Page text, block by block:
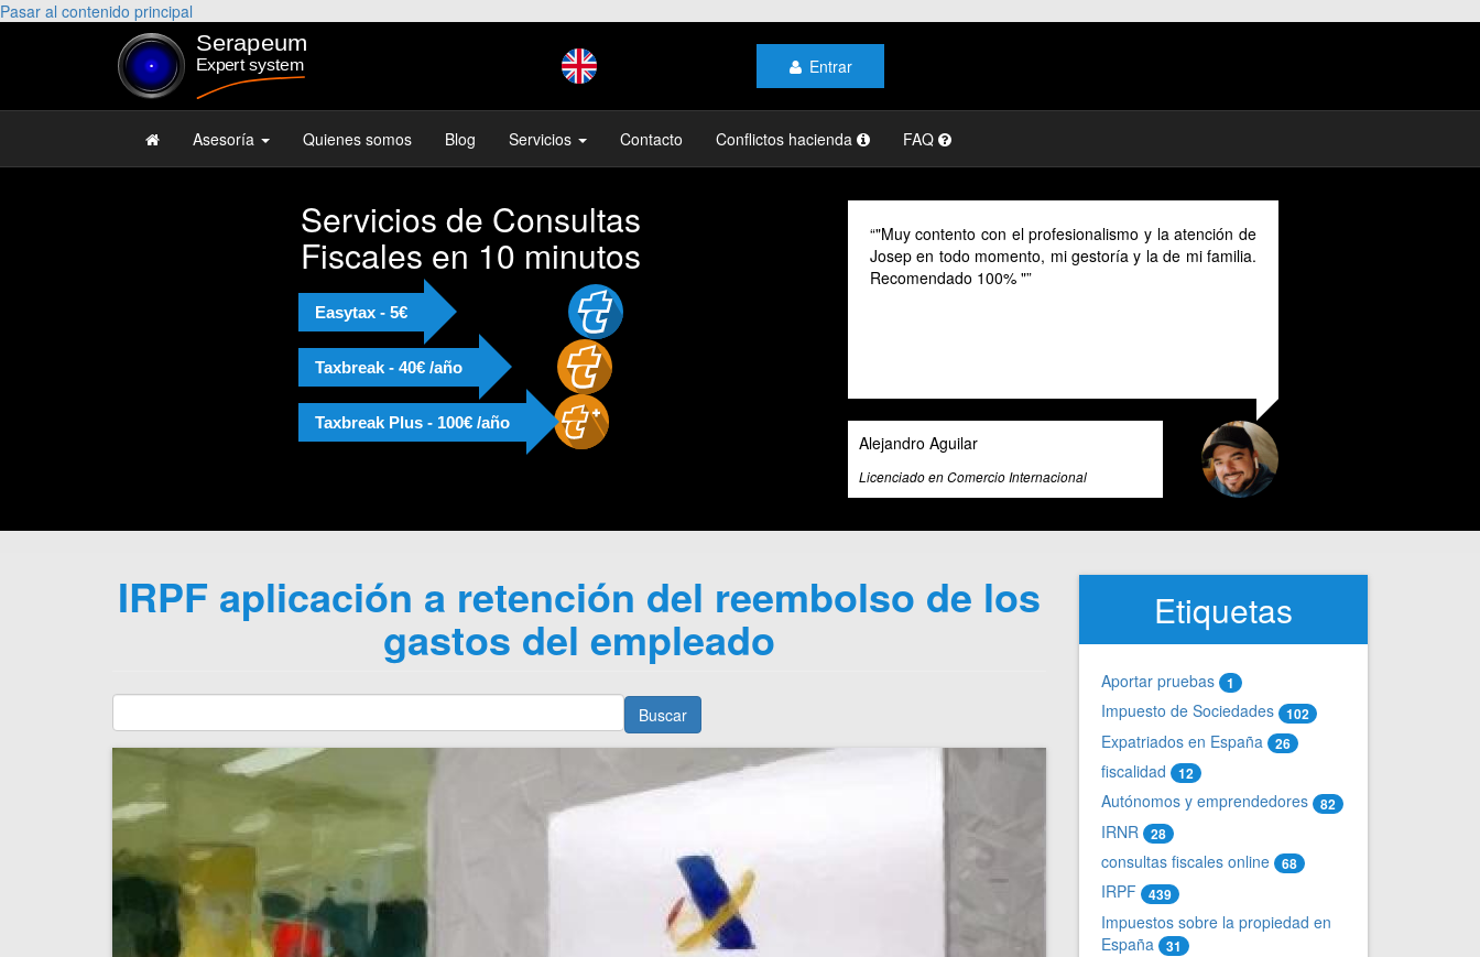
Pasar al contenido principal
Entrar
Asesoría Quienes somos Blog Servicios Contacto Conflictos hacienda FAQ
Servicios de Consultas
Fiscales en 10 minutos
Easytax - 5€
Taxbreak - 40€ /año
Taxbreak Plus - 100€ /año
As a digital nomad in Spain I could benefit much from
their advice provided in English as Unfortunately I
cannot speak Spanish and this makes it a unique and
Ali Roghani
Artificial Intelligence & Big Data Expert
IRPF aplicación a retención del reembolso de los
gastos del empleado
Buscar
Etiquetas
Aportar pruebas 1
Impuesto de Sociedades 102
Expatriados en España 26
fiscalidad 12
Autónomos y emprendedores 82
IRNR 28
consultas fiscales online 68
IRPF 439
Impuestos sobre la propiedad en
España
31